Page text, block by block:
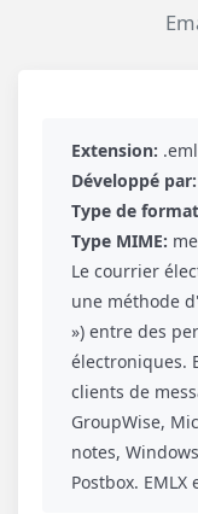
Extension: .eml
Développé par:
Type de
Type MIME:
Le courrier
une méthode
») entre des
électroniques.
clients de
GroupWise,
notes,
Postbox.